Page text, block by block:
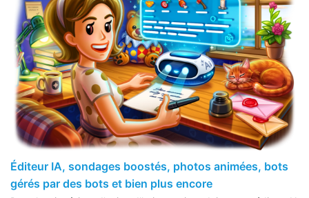
Éditeur IA, sondages boostés, photos animées, bots
gérés par des bots et bien plus encore